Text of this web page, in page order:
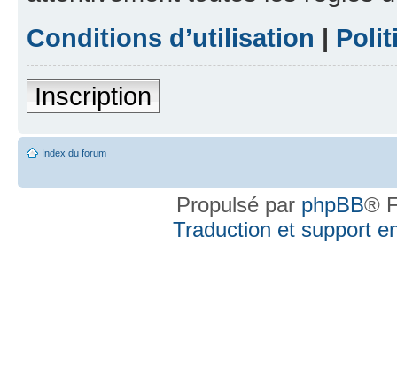
Conditions d’utilisation |
Inscription
Index du forum
Propulsé par phpBB®
Traduction et support